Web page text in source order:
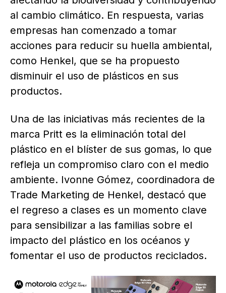
al cambio climático. En respuesta, varias
empresas han comenzado a tomar
acciones para reducir su huella ambiental,
como Henkel, que se ha propuesto
disminuir el uso de plásticos en sus
productos.
Una de las iniciativas más recientes de la
marca Pritt es la eliminación total del
plástico en el blíster de sus gomas, lo que
refleja un compromiso claro con el medio
ambiente. Ivonne Gómez, coordinadora de
Trade Marketing de Henkel, destacó que
el regreso a clases es un momento clave
para sensibilizar a las familias sobre el
impacto del plástico en los océanos y
fomentar el uso de productos reciclados.